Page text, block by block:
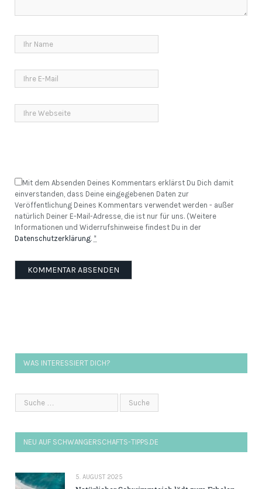
Mit dem Absenden Deines Kommentars erklärst Du Dich damit
einverstanden, dass Deine eingegebenen Daten zur
Veröffentlichung Deines Kommentars verwendet werden - außer
natürlich Deiner E-Mail-Adresse, die ist nur für uns. (Weitere
Informationen und Widerrufshinweise findest Du in der
Datenschutzerklärung. *
WAS INTERESSIERT DICH?
NEU AUF SCHWANGERSCHAFTS-TIPPS.DE
5. AUGUST 2025